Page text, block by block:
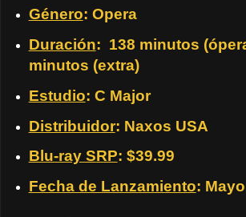
Género: Opera
Duración: 138 minutos
minutos (extra)
Estudio: C Major
Distribuidor: Naxos USA
Blu-ray SRP: $39.99
Fecha de Lanzamiento: